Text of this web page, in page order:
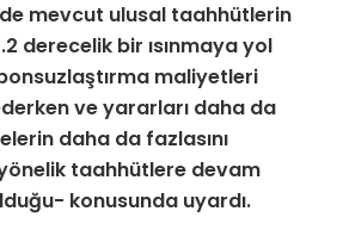
mevcut ulusal taahhütlerin
derecelik bir ısınmaya yol
maliyetleri
ve yararları daha da
daha da fazlasını
taahhütlere devam
konusunda uyardı.